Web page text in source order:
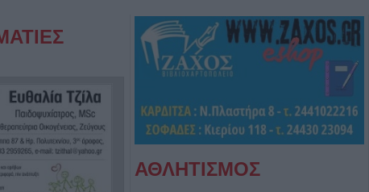
ΑΘΛΗΤΙΣΜΟΣ